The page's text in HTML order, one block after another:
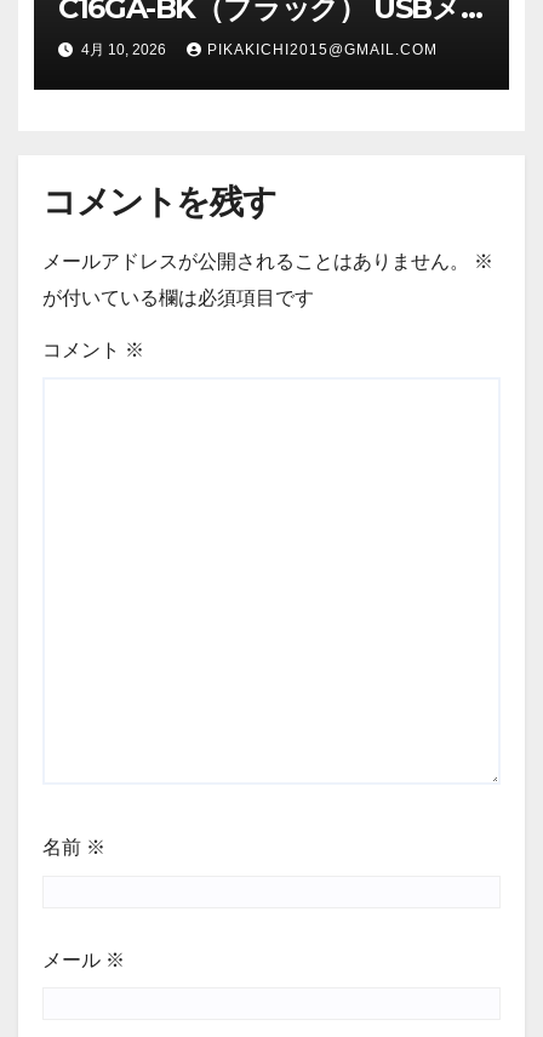
C16GA-BK（ブラック） USBメ
モリ 16GB
4月 10, 2026 PIKAKICHI2015@GMAIL.COM
コメントを残す
メールアドレスが公開されることはありません。
※
が付いている欄は必須項目です
コメント ※
名前 ※
メール ※